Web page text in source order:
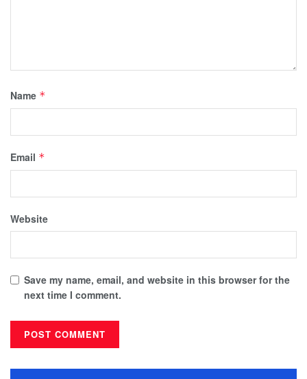
Name *
Email *
Website
Save my name, email, and website in this browser for the
next time I comment.